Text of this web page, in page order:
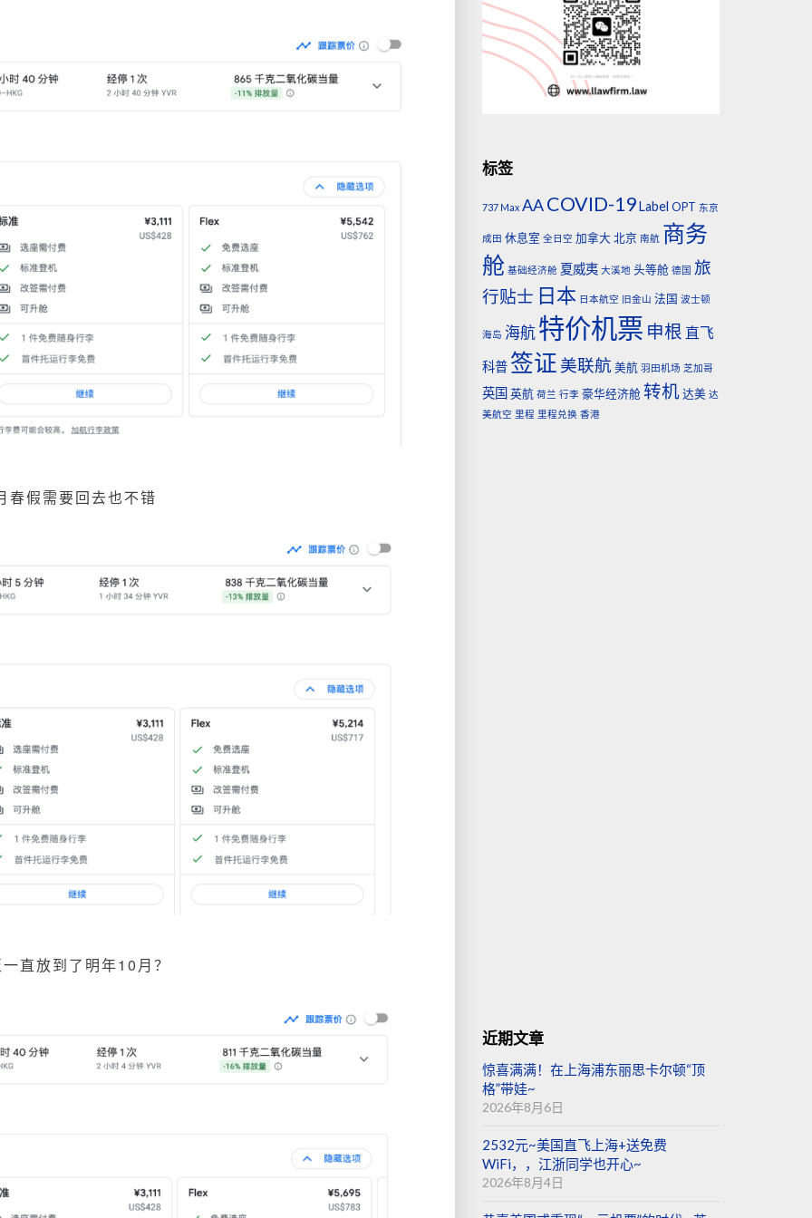
春假需要回去也不错
直放到了明年10月？
标签
737 Max AA COVID-19 Label OPT 东京
成田 休息室 全日空 加拿大 北京 南航 商务
舱 基础经济舱 夏威夷 大溪地 头等舱 德国 旅
行贴士 日本 日本航空 旧金山 法国 波士顿
海岛 海航 特价机票 申根 直飞
科普 签证 美联航 美航 羽田机场 芝加哥
英国 英航 荷兰 行李 豪华经济舱 转机 达美 达
美航空 里程 里程兑换 香港
近期文章
惊喜满满！在上海浦东丽思卡尔顿“顶
格”带娃~
2026年8月6日
2532元~美国直飞上海+送免费
WiFi，，江浙同学也开心~
2026年8月4日